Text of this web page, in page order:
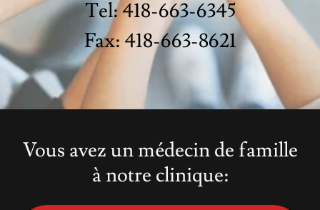
Tel: 418-663-6345
Fax: 418-663-8621
Vous avez un médecin de famille
à notre clinique: